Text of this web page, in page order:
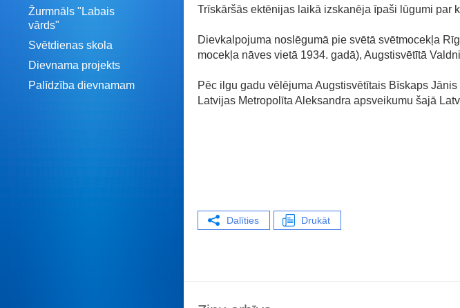
Žurmnāls "Labais
vārds"
Svētdienas skola
Dievnama projekts
Palīdzība dievnamam
Trīskāršās ektēnijas laikā izskanēja īpaši lūgumi par
Dievkalpojuma noslēgumā pie svētā svētmocekļa
mocekļa nāves vietā 1934. gadā), Augstisvētītā
Pēc ilgu gadu vēlējuma Augstisvētītais Bīskaps
Latvijas Metropolīta Aleksandra apsveikumu šajā
Dalīties Drukāt